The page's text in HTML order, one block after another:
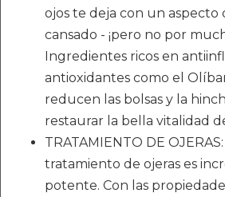
ojos te deja con un aspecto
cansado - ¡pero no por
Ingredientes ricos en
antioxidantes como el
reducen las bolsas y la
restaurar la bella vitalidad
TRATAMIENTO DE
tratamiento de ojeras es
potente. Con las